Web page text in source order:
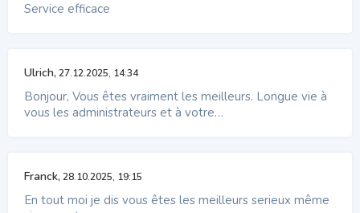
Service efficace
Ulrich, 27.12.2025, 14:34
Bonjour, Vous êtes vraiment les meilleurs. Longue vie à
vous les administrateurs et à votre…
Franck, 28.10.2025, 19:15
En tout moi je dis vous êtes les meilleurs serieux même